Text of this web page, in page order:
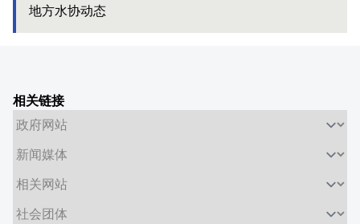
地方水协动态
相关链接